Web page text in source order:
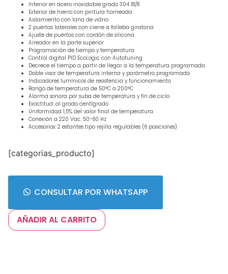
Interior en acero inoxidable grado 304 18/8
Exterior de hierro con pintura horneada
Aislamiento con lana de vidrio
2 puertas laterales con cierre a falleba giratoria
Ajuste de puertas con cordón de silicona
Aireador en la parte superior
Programación de tiempo y temperatura
Control digital PID EcoLogic con Autotuning
Decrece el tiempo a partir de llegar a la temperatura programada
Doble visor de temperatura interna y parámetro programado
Indicadores lumínicos de resistencia y funcionamiento
Rango de temperatura de 50°C a 200°C
Alarma sonora por suba de temperatura y fin de ciclo
Exactitud: al grado centígrado
Uniformidad 1,5% del valor final de temperatura
Conexión a 220 Vac. 50-60 Hz
Accesorios: 2 estantes tipo rejilla regulables (6 posiciones)
[categorias_producto]
CONSULTAR POR WHATSAPP
AÑADIR AL CARRITO